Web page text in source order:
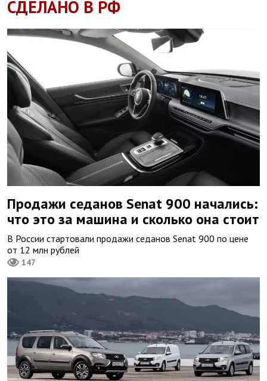
СДЕЛАНО В РФ
Продажи седанов Senat 900 начались:
что это за машина и сколько она стоит
В России стартовали продажи седанов Senat 900 по цене
от 12 млн рублей
147